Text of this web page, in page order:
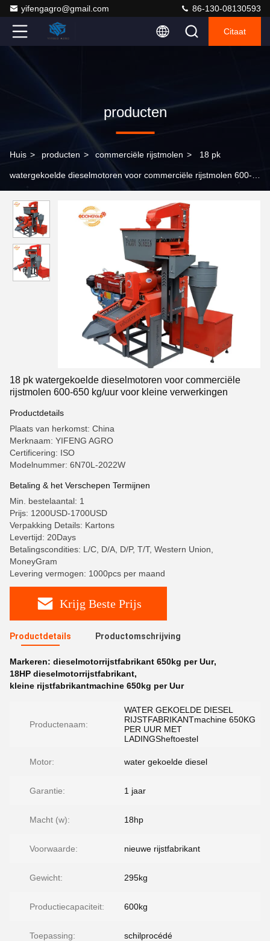
yifengagro@gmail.com 86-130-08130593
Citaat
producten
Huis > producten > commerciële rijstmolen > 18 pk
watergekoelde dieselmotoren voor commerciële rijstmolen 600-
18 pk watergekoelde dieselmotoren voor commerciële
rijstmolen 600-650 kg/uur voor kleine verwerkingen
Productdetails
Plaats van herkomst: China
Merknaam: YIFENG AGRO
Certificering: ISO
Modelnummer: 6N70L-2022W
Betaling & het Verschepen Termijnen
Min. bestelaantal: 1
Prijs: 1200USD-1700USD
Verpakking Details: Kartons
Levertijd: 20Days
Betalingscondities: L/C, D/A, D/P, T/T, Western Union,
MoneyGram
Levering vermogen: 1000pcs per maand
Krijg Beste Prijs
Productdetails Productomschrijving
Markeren: dieselmotorrijstfabrikant 650kg per Uur,
18HP dieselmotorrijstfabrikant,
kleine rijstfabrikantmachine 650kg per Uur
Productenaam:
WATER GEKOELDE DIESEL
RIJSTFABRIKANTmachine 650KG
PER UUR MET
LADINGSheftoestel
Motor: water gekoelde diesel
Garantie: 1 jaar
Macht (w): 18hp
Voorwaarde: nieuwe rijstfabrikant
Gewicht: 295kg
Productiecapaciteit: 600kg
Toepassing: schilprocédé